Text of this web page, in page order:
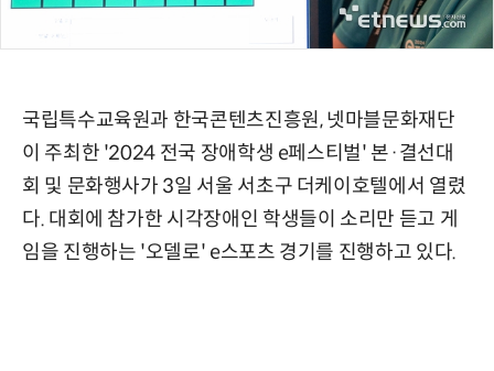
국립특수교육원과 한국콘텐츠진흥원, 넷마블문화재단
이 주최한 '2024 전국 장애학생 e페스티벌' 본·결선대
회 및 문화행사가 3일 서울 서초구 더케이호텔에서 열렸
다. 대회에 참가한 시각장애인 학생들이 소리만 듣고 게
임을 진행하는 '오델로' e스포츠 경기를 진행하고 있다.